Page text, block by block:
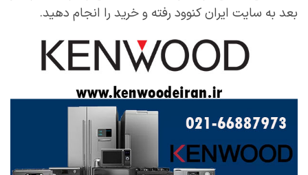
بعد به سایت ایران کنوود رفته و خرید را انجام دهید.